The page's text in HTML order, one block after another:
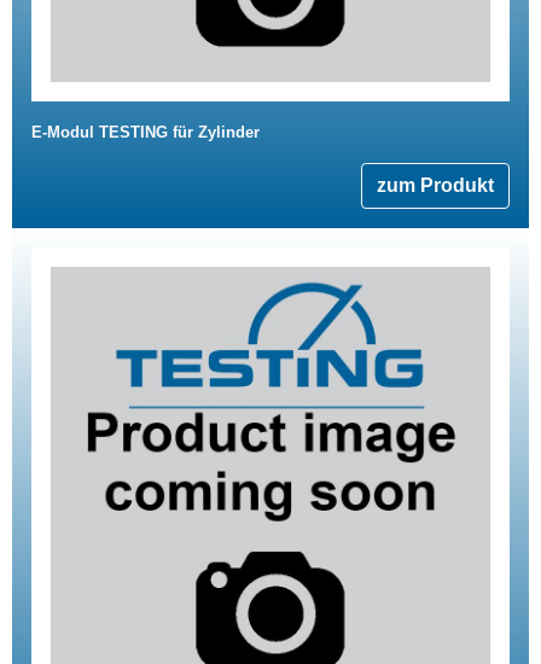
E-Modul TESTING für Zylinder
zum Produkt